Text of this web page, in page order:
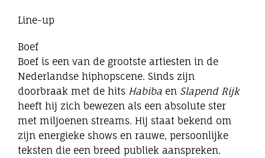
Line-up
Boef
Boef is een van de grootste artiesten in de
Nederlandse hiphopscene. Sinds zijn
doorbraak met de hits Habibaen Slapend Rijk
heeft hij zich bewezen als een absolute ster
met miljoenen streams. Hij staat bekend om
zijn energieke shows en rauwe, persoonlijke
teksten die een breed publiek aanspreken.